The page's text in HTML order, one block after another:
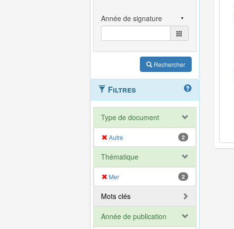
Rechercher
Filtres
Type de document
Autre 2
Thématique
Mer 2
Mots clés
Année de publication